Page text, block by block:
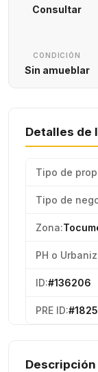
Consultar
CONDICIÓN
Sin amueblar
Detalles de
Tipo de
Tipo de
Zona:
PH o
ID:#136206
PRE ID:
Descripción